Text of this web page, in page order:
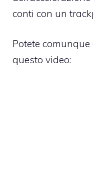
conti con un
Potete
questo video: